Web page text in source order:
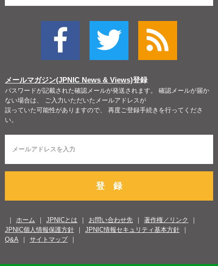
メールマガジン(JPNIC News & Views)登録
パスワードが記載された確認メールが発送されます。 確認メールが届か
ない場合は、 ご入力いただいたメールアドレスが
誤っていた可能性がありますので、 再度ご登録手続きを行ってくださ
い。
登 録
ホーム JPNICとは お問い合わせ先
著作権／リンク
JPNIC個人情報保護方針
JPNIC情報セキュリティ基本方針
Q&A
サイトマップ